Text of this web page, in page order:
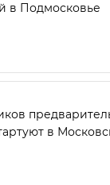
в Подмосковье
в